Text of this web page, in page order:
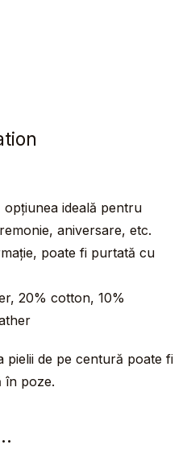
ideală pentru
aniversare, etc.
poate fi purtată cu
20% cotton, 10%
pielii de pe centură poate fi
în poze.